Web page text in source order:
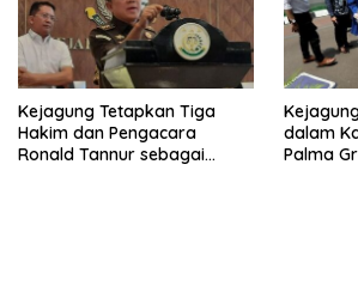
Kejagung Tetapkan Tiga
Hakim dan Pengacara
Ronald Tannur sebagai
dalam
Palma